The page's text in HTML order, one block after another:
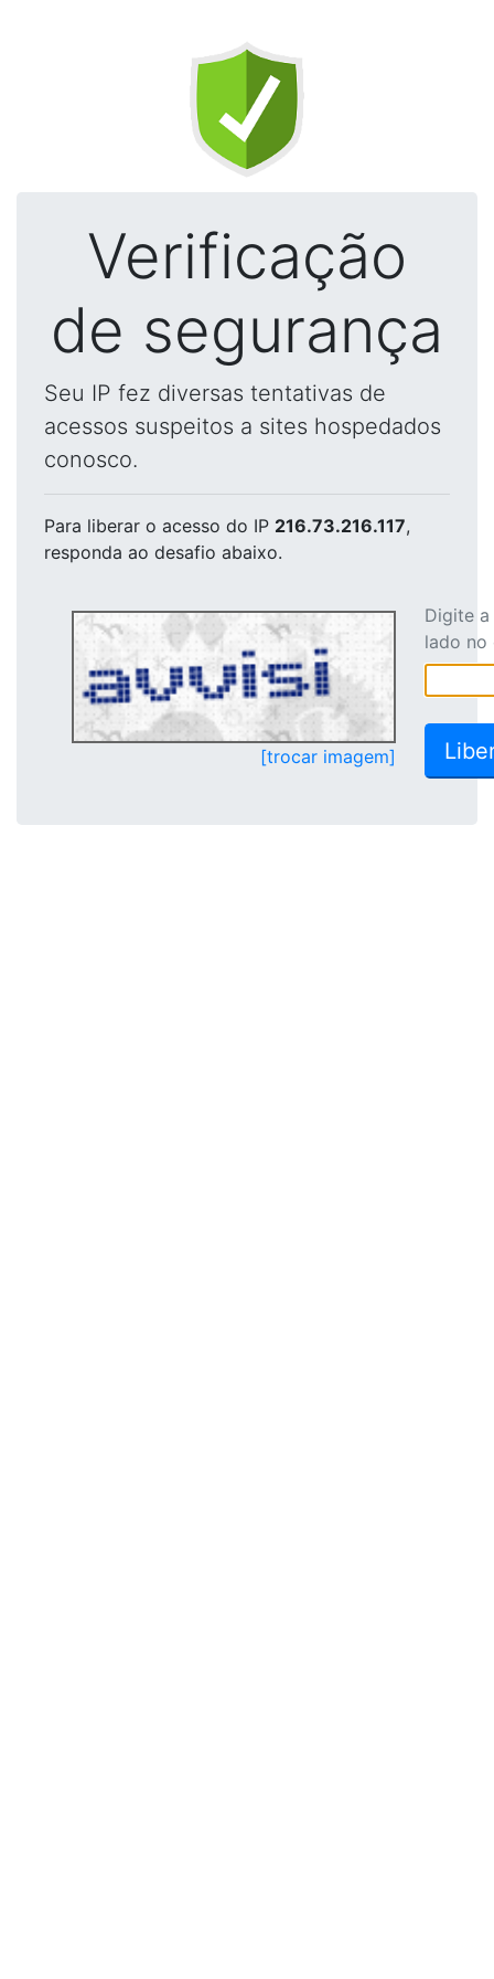
Verificação
de segurança
Seu IP fez diversas tentativas de
acessos suspeitos a sites hospedados
conosco.
Para liberar o acesso do IP 216.73.216.117,
responda ao desafio abaixo.
[trocar imagem]
Digite
lado no